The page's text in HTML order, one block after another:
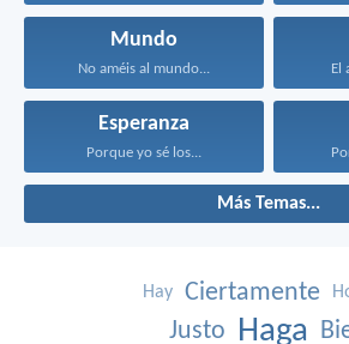
Mundo
No améis al mundo... El
Esperanza
Porque yo sé los...
Más Temas...
Hay Ciertamente
Justo Haga